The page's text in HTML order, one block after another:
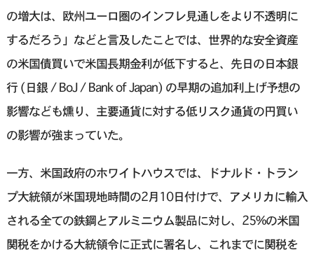
の増大は、欧州ユーロ圏のインフレ見通しをより不透明に
するだろう」などと言及したことでは、世界的な安全資産
の米国債買いで米国長期金利が低下すると、先日の日本銀
行 (日銀 / BoJ / Bank of Japan) の早期の追加利上げ予想の
影響なども燻り、主要通貨に対する低リスク通貨の円買い
の影響が強まっていた。
一方、米国政府のホワイトハウスでは、ドナルド・トラン
プ大統領が米国現地時間の2月10日付けで、アメリカに輸入
される全ての鉄鋼とアルミニウム製品に対し、25%の米国
関税をかける大統領令に正式に署名し、これまでに関税を